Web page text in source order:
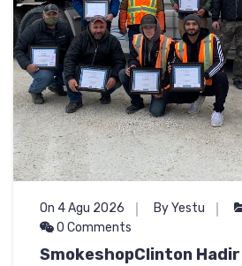
On 4 Agu 2026 By Yestu
0 Comments
SmokeshopClinton Hadir